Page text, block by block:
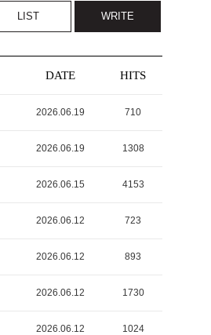
LIST WRITE
DATE HITS
2026.06.19 710
2026.06.19 1308
2026.06.15 4153
2026.06.12 723
2026.06.12 893
2026.06.12 1730
2026.06.12 1024